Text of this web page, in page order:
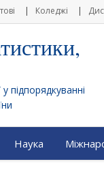
Коледжі
підпорядкуванні
Наука